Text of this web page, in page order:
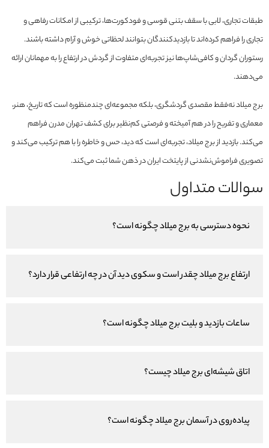
طبقات تجاری، لابی با سقف بتنی قوسی و فودکورت‌ها، ترکیبی از امکانات رفاهی و
تجاری را فراهم کرده‌اند تا بازدیدکنندگان بتوانند لحظاتی خوش و آرام داشته باشند.
رستوران گردان و کافی‌شاپ‌ها نیز تجربه‌ای متفاوت از گردش در ارتفاع را به مهمانان ارائه
می‌دهند.
برج میلاد نه‌فقط مقصدی گردشگری، بلکه مجموعه‌ای چندمنظوره است که تاریخ، هنر،
معماری و تفریح را در هم آمیخته و فرصتی کم‌نظیر برای کشف تهران مدرن فراهم
می‌کند. بازدید از برج میلاد، تجربه‌ای است که دید، حس و خاطره را با هم ترکیب می‌کند و
تصویری فراموش‌نشدنی از پایتخت ایران در ذهن شما ثبت می‌کند.
سوالات متداول
نحوه دسترسی به برج میلاد چگونه است؟
ارتفاع برج میلاد چقدر است و سکوی دید آن در چه ارتفاعی قرار دارد؟
ساعات بازدید و بلیت برج میلاد چگونه است؟
اتاق شیشه‌ای برج میلاد چیست؟
پیاده‌روی در آسمان برج میلاد چگونه است؟